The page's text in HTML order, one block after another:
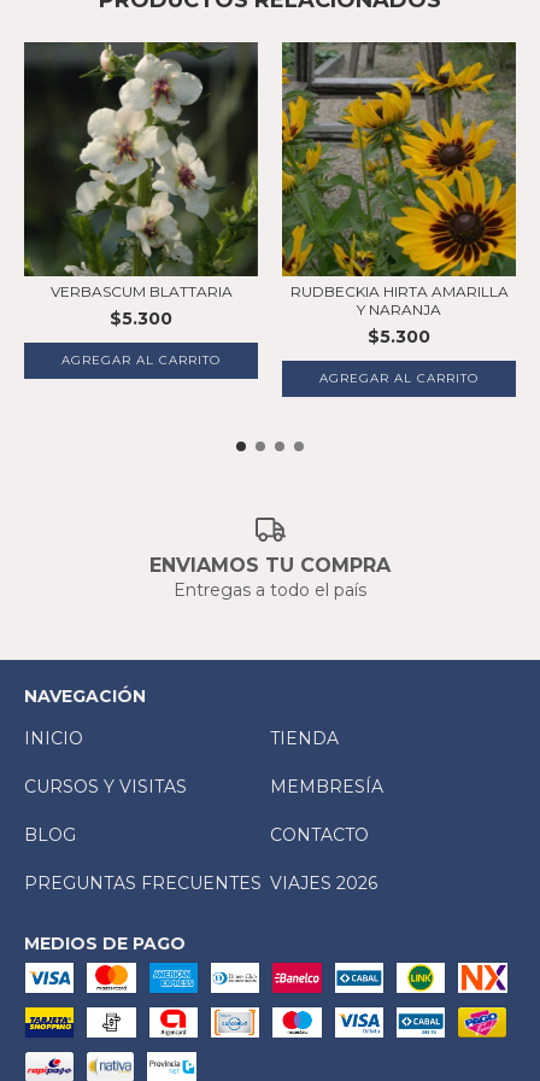
VERBASCUM BLATTARIA
$5.300
RUDBECKIA HIRTA AMARILLA
Y NARANJA
$5.300
ENVIAMOS TU COMPRA
Entregas a todo el país
NAVEGACIÓN
INICIO
TIENDA
CURSOS Y VISITAS MEMBRESÍA
BLOG CONTACTO
PREGUNTAS FRECUENTES VIAJES 2026
MEDIOS DE PAGO